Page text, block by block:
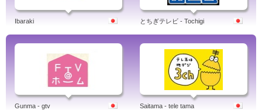
Ibaraki とちぎテレビ - Tochigi
Gunma - gtv Saitama - tele tama